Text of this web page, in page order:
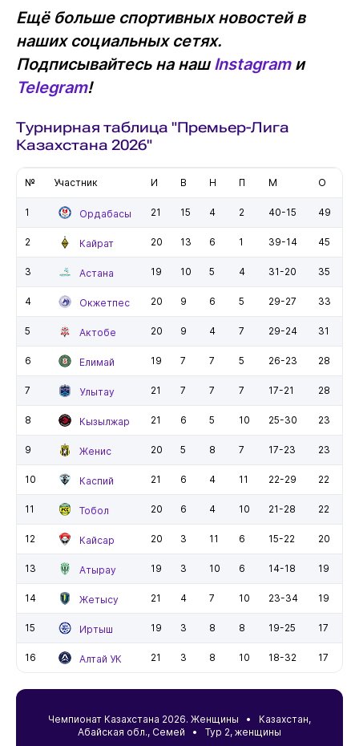
Ещё больше спортивных новостей в
наших социальных сетях.
Подписывайтесь на нашInstagramи
Telegram!
Турнирная таблица "Премьер-Лига
Казахстана 2026"
№ Участник И В Н П М О
1 Ордабасы 21 15 4 2 40-15 49
2 Кайрат 20 13 6 1 39-14 45
3 Астана 19 10 5 4 31-20 35
4 Окжетпес 20 9 6 5 29-27 33
5 Актобе 20 9 4 7 29-24 31
6 Елимай 19 7 7 5 26-23 28
7 Улытау 21 7 7 7 17-21 28
8 Кызылжар 21 6 5 10 25-30 23
9 Женис 20 5 8 7 17-23 23
10 Каспий 21 6 4 11 22-29 22
11 Тобол 20 6 4 10 21-28 22
12 Кайсар 20 3 11 6 15-22 20
13 Атырау 19 3 10 6 14-18 19
14 Жетысу 21 4 7 10 23-34 19
15 Иртыш 19 3 8 8 19-25 17
16 Алтай УК 21 3 8 10 18-32 17
Чемпионат Казахстана 2026. Женщины • Казахстан,
Абайская обл., Семей • Тур 2, женщины